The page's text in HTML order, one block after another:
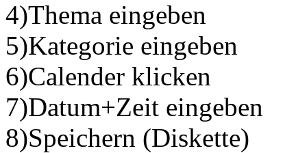
4)Thema eingeben
5)Kategorie eingeben
6)Calender klicken
7)Datum+Zeit eingeben
8)Speichern (Diskette)